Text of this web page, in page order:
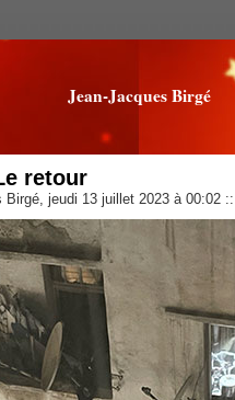
Jean-Jacques Birgé
retour
Birgé, jeudi 13 juillet 2023 à 00:02 ::